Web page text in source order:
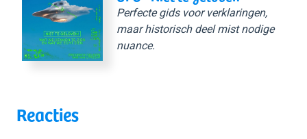
Perfecte gids voor verklaringen,
maar historisch deel mist nodige
nuance.
Reacties